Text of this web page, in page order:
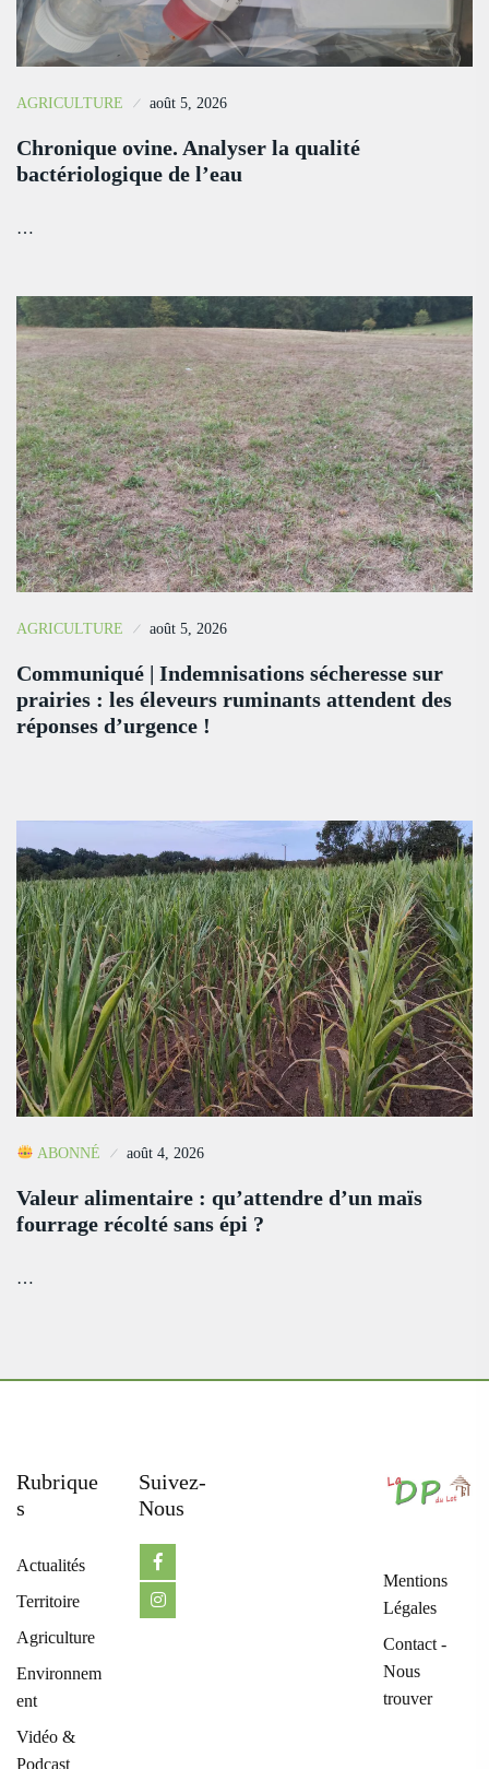
AGRICULTURE août 5, 2026
Chronique ovine. Analyser la qualité
bactériologique de l’eau
…
AGRICULTURE août 5, 2026
Communiqué | Indemnisations sécheresse sur
prairies : les éleveurs ruminants attendent des
réponses d’urgence !
ABONNÉ août 4, 2026
Valeur alimentaire : qu’attendre d’un maïs
fourrage récolté sans épi ?
…
Rubrique
S
Actualités
Territoire
Agriculture
Environnem
ent
Vidéo &
Podcast
Suivez-
Nous
Mentions
Légales
Contact -
Nous
trouver